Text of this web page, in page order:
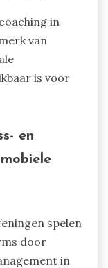
in
van
is voor
en
spelen
door
in